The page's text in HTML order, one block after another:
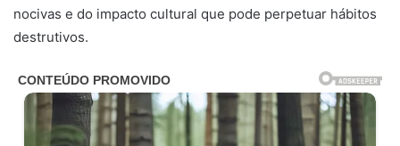
nocivas e do impacto cultural que pode perpetuar hábitos
destrutivos.